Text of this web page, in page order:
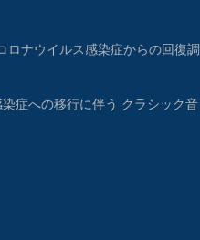
ロナウイルス感染症からの回復調
症への移行に伴う クラシック音